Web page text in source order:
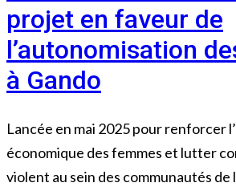
projet en faveur de
l’autonomisation
à Gando
Lancée en mai 2025 pour renforcer
économique des femmes et lutter
violent au sein des communautés de